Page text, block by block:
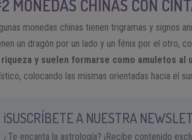
MONEDAS CHINAS CON
monedas chinas tienen trigramas y signos
un dragón por un lado y un fénix por el otro,
riqueza y suelen formarse como amuletos al
colocando las mismas orientadas hacia el
¡SUSCRÍBETE A NUESTRA
¿Te encanta la astrología? ¡Recibe contenido